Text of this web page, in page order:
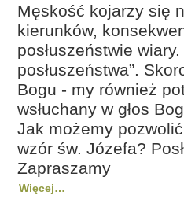
Męskość kojarzy się
kierunków,
posłuszeństwie
posłuszeństwa”.
Bogu - my również
wsłuchany w głos
Jak możemy
wzór św. Józefa?
Zapraszamy
Więcej…